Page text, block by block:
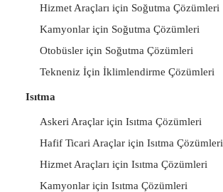
Hizmet Araçları için Soğutma Çözümleri
Kamyonlar için Soğutma Çözümleri
Otobüsler için Soğutma Çözümleri
Tekneniz İçin İklimlendirme Çözümleri
Isıtma
Askeri Araçlar için Isıtma Çözümleri
Hafif Ticari Araçlar için Isıtma Çözümleri
Hizmet Araçları için Isıtma Çözümleri
Kamyonlar için Isıtma Çözümleri